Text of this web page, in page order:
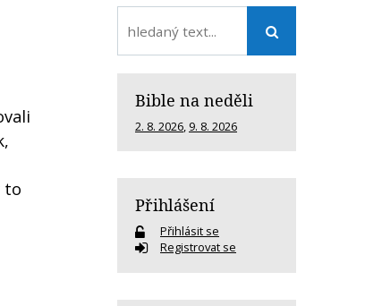
to
Bible na neděli
2. 8. 2026, 9. 8. 2026
Přihlášení
Přihlásit se
Registrovat se